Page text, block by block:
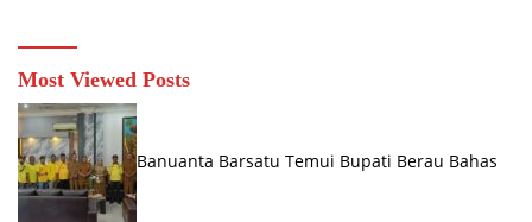
Most Viewed Posts
Banuanta Barsatu Temui Bupati Berau Bahas